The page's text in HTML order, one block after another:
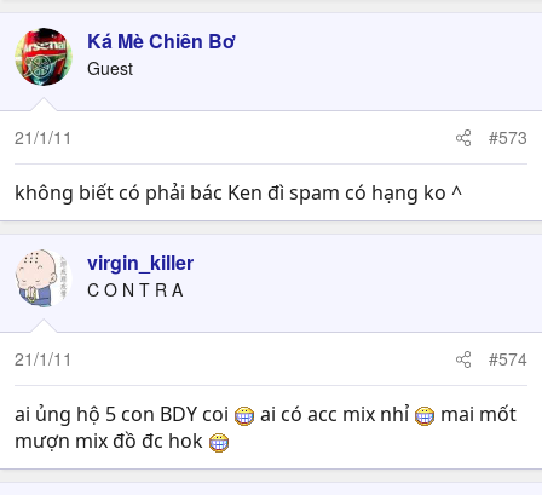
Ká Mè Chiên Bơ
Guest
21/1/11 #573
không biết có phải bác Ken đì spam có hạng ko ^
virgin_killer
C O N T R A
21/1/11 #574
ai ủng hộ 5 con BDY coi ai có acc mix nhỉ
mai mốt
mượn mix đồ đc hok